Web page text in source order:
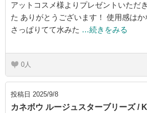
アットコスメ様よりプレゼントいただ
た ありがとうございます！ 使用感はか
さっぱりてて水みた …続きをみる
0
投稿日 2025/9/8
カネボウ ルージュスターブリーズ /